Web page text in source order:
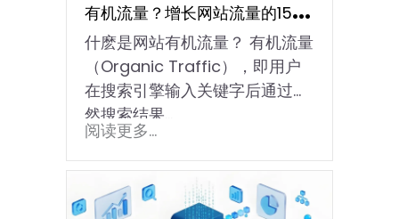
有机流量？增长网站流量的15个
有效技巧
什麽是网站有机流量？ 有机流量
（Organic Traffic），即用户
在搜索引擎输入关键字后通过自
然搜索结果…
阅读更多...